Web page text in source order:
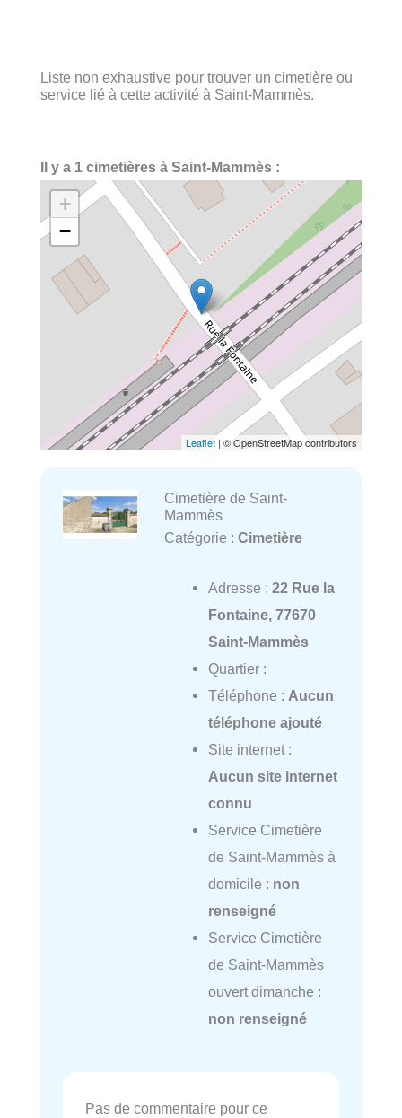
Liste non exhaustive pour trouver un cimetière ou
service lié à cette activité à Saint-Mammès.
Il y a 1 cimetières à Saint-Mammès :
+
−
Leaflet | © OpenStreetMap contributors
Cimetière de Saint-
Mammès
Catégorie : Cimetière
Adresse : 22 Rue la
Fontaine, 77670
Saint-Mammès
Quartier :
Téléphone : Aucun
téléphone ajouté
Site internet :
Aucun site internet
connu
Service Cimetière
de Saint-Mammès à
domicile : non
renseigné
Service Cimetière
de Saint-Mammès
ouvert dimanche :
non renseigné
Pas de commentaire pour ce